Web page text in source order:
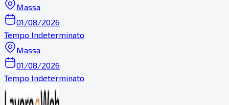
Massa
01/08/2026
Tempo Indeterminato
Massa
01/08/2026
Tempo Indeterminato